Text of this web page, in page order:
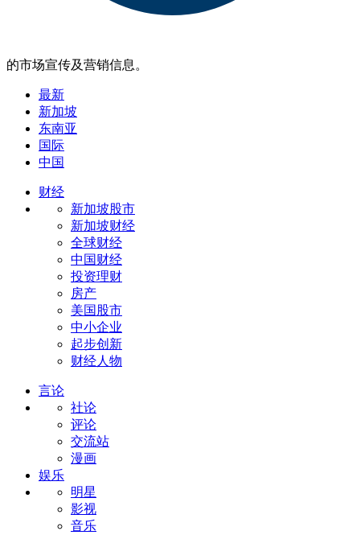
的市场宣传及营销信息。
最新
新加坡
东南亚
国际
中国
财经
新加坡股市
新加坡财经
全球财经
中国财经
投资理财
房产
美国股市
中小企业
起步创新
财经人物
言论
社论
评论
交流站
漫画
娱乐
明星
影视
音乐